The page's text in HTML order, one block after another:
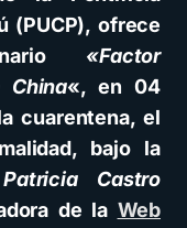
(PUCP), ofrece
«Factor
China«, en 04
cuarentena, el
bajo la
Castro
de la Web